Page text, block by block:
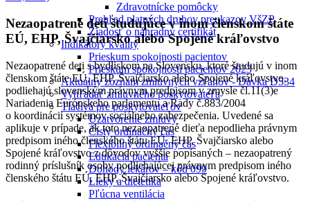
Zdravotnícke pomôcky
Prehľad platných druhov preukazov VšZP
Žiadosť o náhradný certifikát
Indikátory kvality
Prieskum spokojnosti pacientov
Prieskum spokojnosti pacientov 2023
Aktuálny zoznam zmluvných vzťahov - Dávka D534
Vyhľadať zmluvného poskytovateľa
Tlačivá pre poskytovateľov
Uzatvorenie zmluvy
Čistý ordinačný čas
Flexibilný ordinačný čas
Edukácia pacienta
Dohody lekárov – kód 099
Lieky a dietetika
Pľúcna ventilácia
Nezaopatrené deti študujúce v inom členskom štáte
EÚ, EHP, Švajčiarsko alebo Spojené kráľovstvo
Nezaopatrené deti s bydliskom na Slovensku, ktoré študujú v inom
členskom štáte EÚ, EHP, Švajčiarsko alebo Spojené kráľovstvo,
podliehajú slovenským právnym predpisom v zmysle čl.11(3)e
Nariadenia Európskeho parlamentu a Rady č.883/2004
o koordinácii systémov sociálneho zabezpečenia. Uvedené sa
aplikuje v prípade, ak toto nezaopatrené dieťa nepodlieha právnym
predpisom iného členského štátu EÚ, EHP, Švajčiarsko alebo
Spojené kráľovstvo z dôvodov vyššie popísaných – nezaopatrený
rodinný príslušník osoby podliehajúcej právnym predpisom iného
členského štátu EÚ, EHP, Švajčiarsko alebo Spojené kráľovstvo.